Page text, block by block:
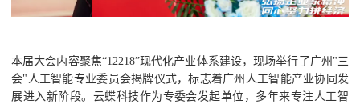
本届大会内容聚焦“12218”现代化产业体系建设，现场举行了广州"三
会"人工智能专业委员会揭牌仪式，标志着广州人工智能产业协同发
展进入新阶段。云蝶科技作为专委会发起单位，多年来专注人工智